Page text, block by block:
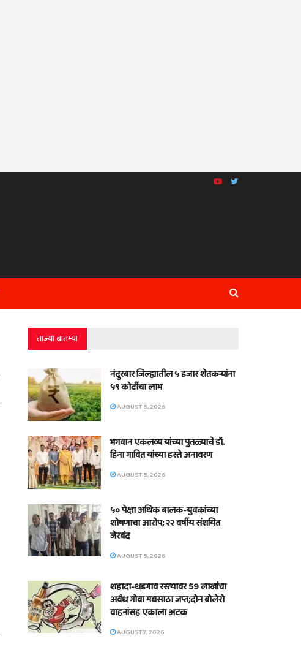
ताज्या बातम्या
नंदुरबार जिल्ह्यातील ५ हजार शेतकऱ्यांना
५९ कोटींचा लाभ
AUGUST 8, 2026
भगवान एकलव्य यांच्या पुतळ्याचे डॉ.
हिना गावित यांच्या हस्ते अनावरण
AUGUST 8, 2026
५० पेक्षा अधिक बालक-युवकांच्या
शोषणाचा आरोप; २२ वर्षीय संशयित
जेरबंद
AUGUST 8, 2026
शहादा-धडगाव रस्त्यावर 59 लाखांचा
अवैध गोवा मद्यसाठा जप्त;दोन बोलेरो
वाहनांसह एकाला अटक
AUGUST 7, 2026